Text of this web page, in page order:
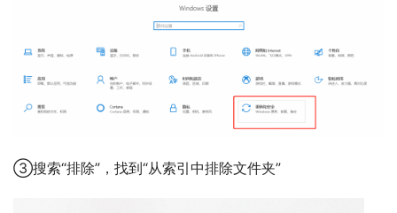
③搜索“排除”，找到“从索引中排除文件夹”